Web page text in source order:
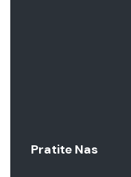
Pratite Nas